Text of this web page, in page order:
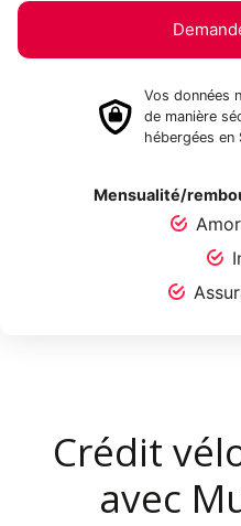
Vos données
de manière
hébergées en
Mensualité/
Crédit
avec